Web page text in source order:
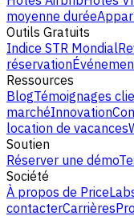
moyenne durée
Outils Gratuits
Indice STR Mondial
réservation
Ressources
BlogTémoignages
marchéInnovation
location de vacances
Soutien
Réserver une démo
Société
À propos de
contacterCarrières